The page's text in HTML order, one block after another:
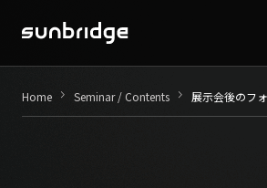
Seminar / Contents
Company
Home keyboard_arrow_right Seminar / Contents keyboard_arrow_right 展示会後のフ